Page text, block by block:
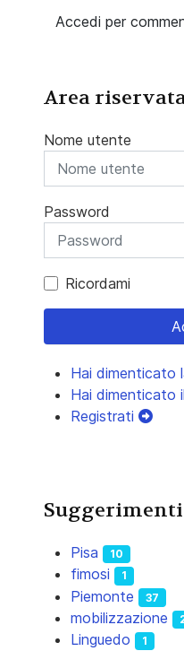
Accedi per
Area
Nome utente
Password
Ricordami
Hai dimenticato
Hai dimenticato
Registrati
Pisa 10
fimosi 1
Piemonte 37
mobilizzazione
Linguedo 1